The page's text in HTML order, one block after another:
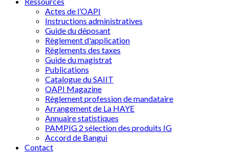
Actes de l’OAPI
Instructions administratives
Guide du déposant
Règlement d'application
Règlements des taxes
Guide du magistrat
Publications
Catalogue du SAIIT
OAPI Magazine
Règlement profession de mandataire
Arrangement de La HAYE
Annuaire statistiques
PAMPIG 2 sélection des produits IG
Accord de Bangui
Contact